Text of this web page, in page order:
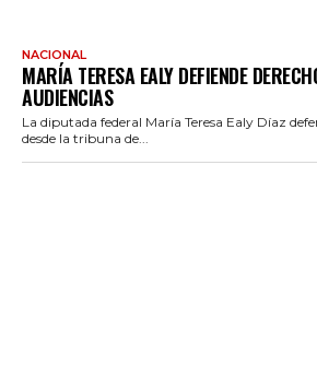
NACIONAL
MARÍA TERESA EALY DEFIENDE
AUDIENCIAS
La diputada federal María Teresa Ealy Díaz
desde la tribuna de...